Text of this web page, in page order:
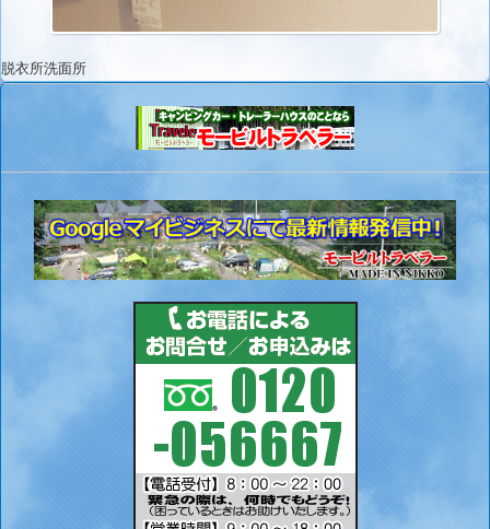
脱衣所洗面所